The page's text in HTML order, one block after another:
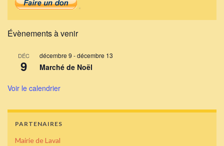
Évènements à venir
DÉC
9
décembre 9 -décembre 13
Marché de Noël
Voir le calendrier
PARTENAIRES
Mairie de Laval